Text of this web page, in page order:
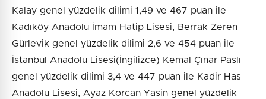
Kalay genel yüzdelik dilimi 1,49 ve 467 puan ile
Kadıköy Anadolu İmam Hatip Lisesi, Berrak Zeren
Gürlevik genel yüzdelik dilimi 2,6 ve 454 puan ile
İstanbul Anadolu Lisesi(İngilizce) Kemal Çınar Paslı
genel yüzdelik dilimi 3,4 ve 447 puan ile Kadir Has
Anadolu Lisesi, Ayaz Korcan Yasin genel yüzdelik